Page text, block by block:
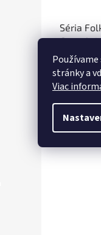
stránky a
Viac
Séria
17,75 €